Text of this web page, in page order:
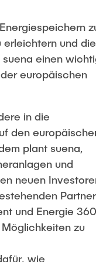
erleichtern und die
einen
europäischen
in die
den
plant suena,
und
neuen
und Energie
zu
wie